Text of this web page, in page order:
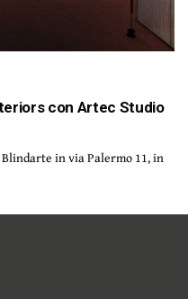
con Artec Studio
in via Palermo 11, in